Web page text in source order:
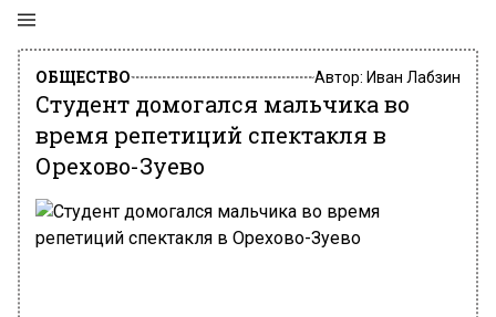
ОБЩЕСТВО Автор: Иван Лабзин
Студент домогался мальчика во
время репетиций спектакля в
Орехово-Зуево